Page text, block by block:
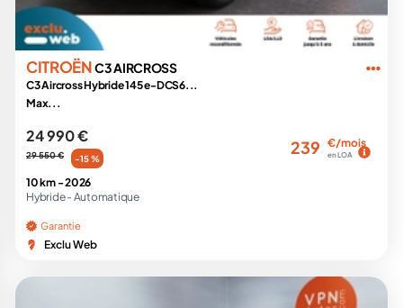
CITROËNC3 AIRCROSS
C3 Aircross Hybride 145 e-DCS6...
Max...
24 990 €
29 550 € -15 %
239 €/mois
en LOA
10 km -2026
Hybride - Automatique
Garantie
Exclu Web